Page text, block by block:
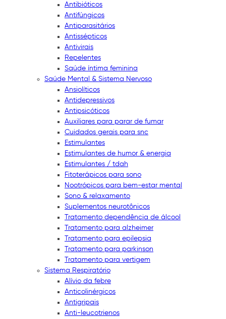
Antibióticos
Antifúngicos
Antiparasitários
Antissépticos
Antivirais
Repelentes
Saúde íntima feminina
Saúde Mental & Sistema Nervoso
Ansiolíticos
Antidepressivos
Antipsicóticos
Auxiliares para parar de fumar
Cuidados gerais para snc
Estimulantes
Estimulantes de humor & energia
Estimulantes / tdah
Fitoterápicos para sono
Nootrópicos para bem-estar mental
Sono & relaxamento
Suplementos neurotônicos
Tratamento dependência de álcool
Tratamento para alzheimer
Tratamento para epilepsia
Tratamento para parkinson
Tratamento para vertigem
Sistema Respiratório
Alívio da febre
Anticolinérgicos
Antigripais
Anti-leucotrienos